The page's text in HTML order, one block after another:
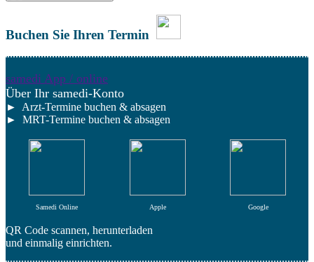
Buchen Sie Ihren Termin
samedi App / online
Über Ihr samedi-Konto
► Arzt-Termine buchen & absagen
► MRT-Termine buchen & absagen
Samedi Online Apple Google
QR Code scannen, herunterladen
und einmalig einrichten.